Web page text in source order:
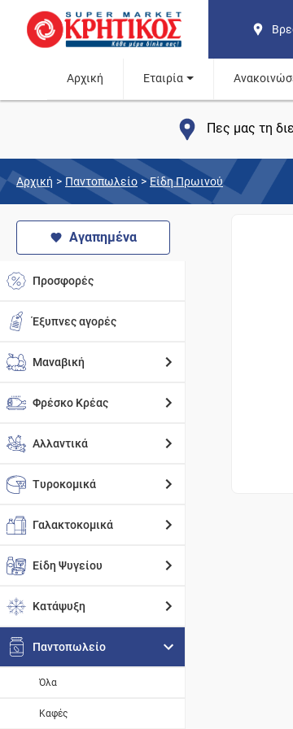
Αρχική Εταιρία
Πες μας τη
Αρχική > Παντοπωλείο > Είδη Πρωινού
Αγαπημένα
Προσφορές
Έξυπνες αγορές
Μαναβική
Φρέσκο Κρέας
Αλλαντικά
Τυροκομικά
Γαλακτοκομικά
Είδη Ψυγείου
Κατάψυξη
Παντοπωλείο
Όλα
Καφές